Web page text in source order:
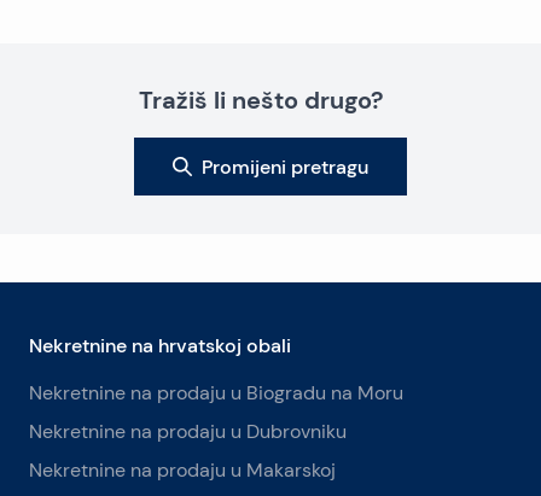
Tražiš li nešto drugo?
Promijeni pretragu
Nekretnine na hrvatskoj obali
Nekretnine na prodaju u Biogradu na Moru
Nekretnine na prodaju u Dubrovniku
Nekretnine na prodaju u Makarskoj